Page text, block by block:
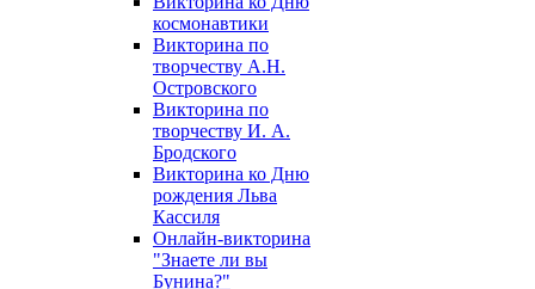
космонавтики
Викторина по
творчеству А.Н.
Островского
Викторина по
творчеству И. А.
Бродского
Викторина ко Дню
рождения Льва
Кассиля
Онлайн-викторина
"Знаете ли вы
Бунина?"